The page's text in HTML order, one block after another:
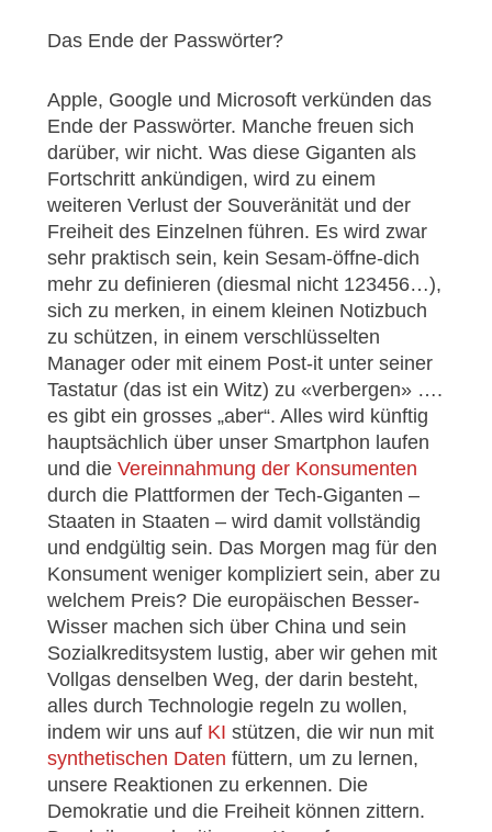
Das Ende der Passwörter?
Apple, Google und Microsoft verkünden das
Ende der Passwörter. Manche freuen sich
darüber, wir nicht. Was diese Giganten als
Fortschritt ankündigen, wird zu einem
weiteren Verlust der Souveränität und der
Freiheit des Einzelnen führen. Es wird zwar
sehr praktisch sein, kein Sesam-öffne-dich
mehr zu definieren (diesmal nicht 123456…),
sich zu merken, in einem kleinen Notizbuch
zu schützen, in einem verschlüsselten
Manager oder mit einem Post-it unter seiner
Tastatur (das ist ein Witz) zu «verbergen» ….
es gibt ein grosses „aber“. Alles wird künftig
hauptsächlich über unser Smartphon laufen
und die Vereinnahmung der Konsumenten
durch die Plattformen der Tech-Giganten –
Staaten in Staaten – wird damit vollständig
und endgültig sein. Das Morgen mag für den
Konsument weniger kompliziert sein, aber zu
welchem Preis? Die europäischen Besser-
Wisser machen sich über China und sein
Sozialkreditsystem lustig, aber wir gehen mit
Vollgas denselben Weg, der darin besteht,
alles durch Technologie regeln zu wollen,
indem wir uns auf KI stützen, die wir nun mit
synthetischen Daten füttern, um zu lernen,
unsere Reaktionen zu erkennen. Die
Demokratie und die Freiheit können zittern.